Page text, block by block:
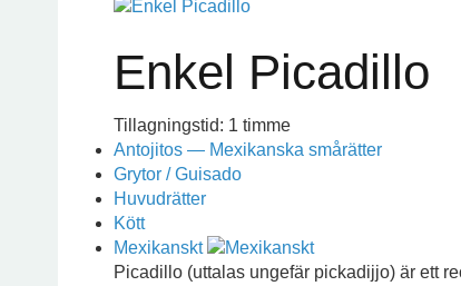
Enkel Picadillo
Tillagningstid: 1 timme
Antojitos — Mexikanska smårätter
Grytor / Guisado
Huvudrätter
Kött
Mexikanskt
Picadillo (uttalas ungefär pickadijjo) är ett